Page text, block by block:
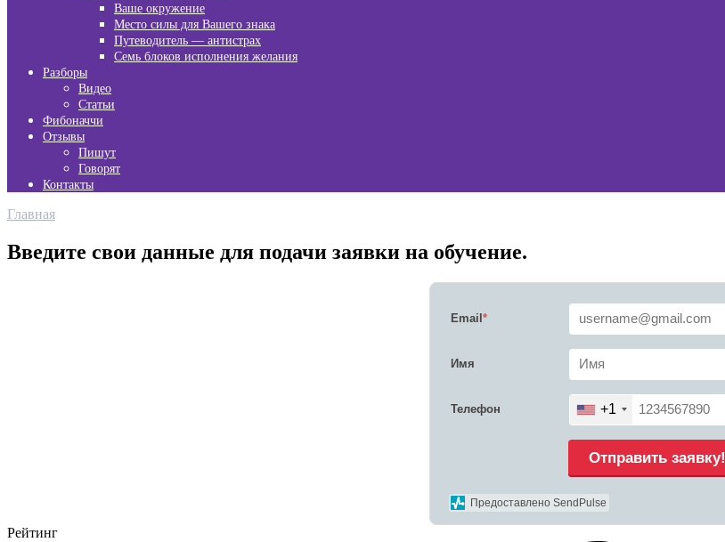
Ваше окружение
Место силы для Вашего знака
Путеводитель — антистрах
Семь блоков исполнения желания
Разборы
Видео
Статьи
Фибоначчи
Отзывы
Пишут
Говорят
Контакты
Главная
Введите свои данные для подачи заявки на обучение.
Email *
Имя
Телефон +1
Отправить заявку!
Предоставлено SendPulse
Рейтинг